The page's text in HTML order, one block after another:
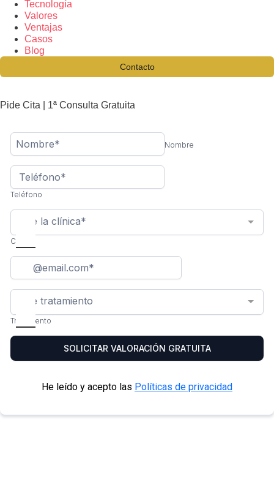
Tecnología
Valores
Ventajas
Casos
Blog
Contacto
Pide Cita | 1ª Consulta Gratuita